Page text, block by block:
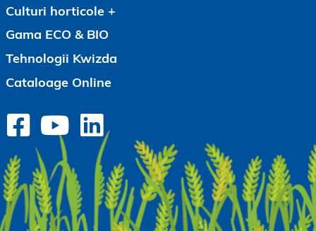
Culturi horticole
Gama ECO & BIO
Tehnologii Kwizda
Cataloage Online